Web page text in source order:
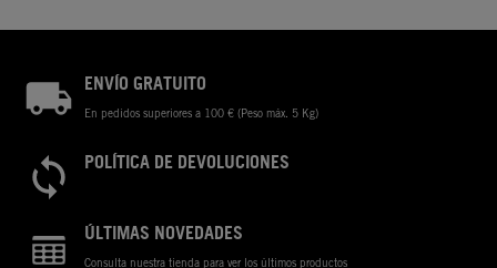
ENVÍO GRATUITO
En pedidos superiores a 100 € (Peso máx. 5 Kg)
POLÍTICA DE DEVOLUCIONES
ÚLTIMAS NOVEDADES
Consulta nuestra tienda para ver los últimos productos